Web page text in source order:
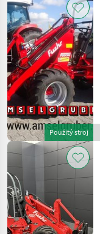
Použitý stroj